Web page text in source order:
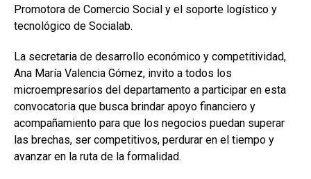
Promotora de Comercio Social y el soporte logístico y
tecnológico de Socialab.
La secretaria de desarrollo económico y competitividad,
Ana María Valencia Gómez, invito a todos los
microempresarios del departamento a participar en esta
convocatoria que busca brindar apoyo financiero y
acompañamiento para que los negocios puedan superar
las brechas, ser competitivos, perdurar en el tiempo y
avanzar en la ruta de la formalidad.